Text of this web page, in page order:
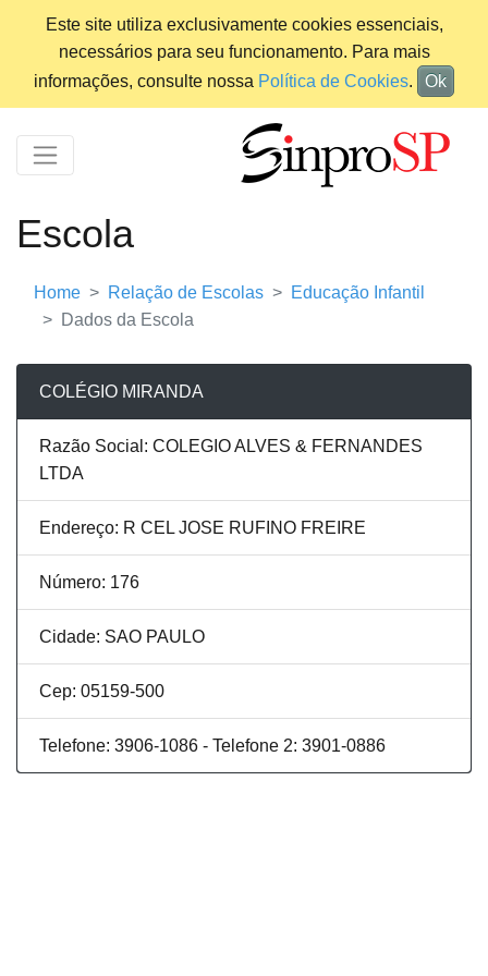
Este site utiliza exclusivamente cookies essenciais,
necessários para seu funcionamento. Para mais
informações, consulte nossa Política de Cookies. Ok
Escola
Home Relação de Escolas
Educação Infantil
Dados da Escola
COLÉGIO MIRANDA
Razão Social: COLEGIO ALVES & FERNANDES
LTDA
Endereço: R CEL JOSE RUFINO FREIRE
Número: 176
Cidade: SAO PAULO
Cep: 05159-500
Telefone: 3906-1086 - Telefone 2: 3901-0886